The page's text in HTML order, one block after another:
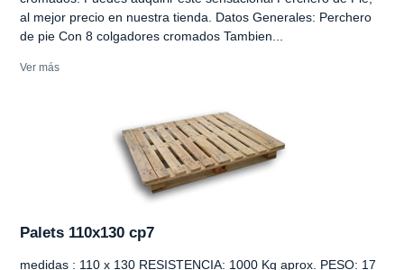
al mejor precio en nuestra tienda. Datos Generales: Perchero
de pie Con 8 colgadores cromados Tambien...
Ver más
Palets 110x130 cp7
medidas : 110 x 130 RESISTENCIA: 1000 Kg aprox. PESO: 17